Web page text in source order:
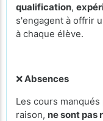
qualification,
s'engagent à offrir
à chaque élève.
❌Absences
Les cours manqués
raison, ne sont pas